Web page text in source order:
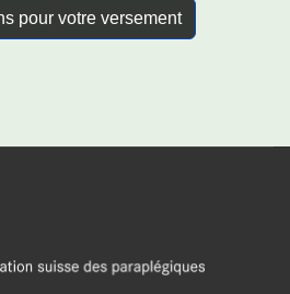
pour votre versement